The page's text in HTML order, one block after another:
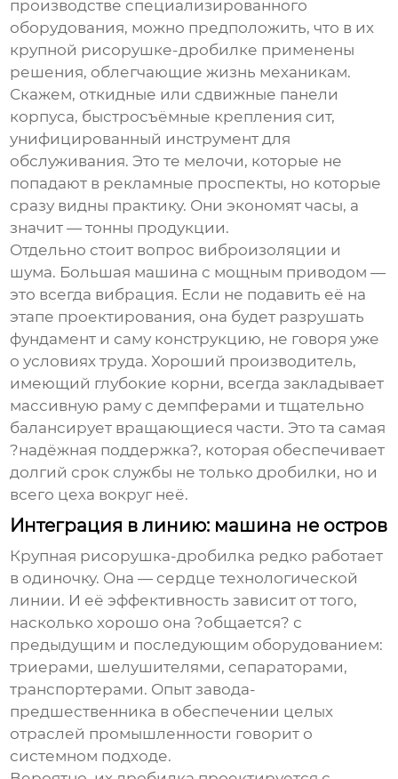
производстве специализированного
оборудования, можно предположить, что в их
крупной рисорушке-дробилке применены
решения, облегчающие жизнь механикам.
Скажем, откидные или сдвижные панели
корпуса, быстросъёмные крепления сит,
унифицированный инструмент для
обслуживания. Это те мелочи, которые не
попадают в рекламные проспекты, но которые
сразу видны практику. Они экономят часы, а
значит — тонны продукции.
Отдельно стоит вопрос виброизоляции и
шума. Большая машина с мощным приводом —
это всегда вибрация. Если не подавить её на
этапе проектирования, она будет разрушать
фундамент и саму конструкцию, не говоря уже
о условиях труда. Хороший производитель,
имеющий глубокие корни, всегда закладывает
массивную раму с демпферами и тщательно
балансирует вращающиеся части. Это та самая
?надёжная поддержка?, которая обеспечивает
долгий срок службы не только дробилки, но и
всего цеха вокруг неё.
Интеграция в линию: машина не остров
Крупная рисорушка-дробилка редко работает
в одиночку. Она — сердце технологической
линии. И её эффективность зависит от того,
насколько хорошо она ?общается? с
предыдущим и последующим оборудованием:
триерами, шелушителями, сепараторами,
транспортерами. Опыт завода-
предшественника в обеспечении целых
отраслей промышленности говорит о
системном подходе.